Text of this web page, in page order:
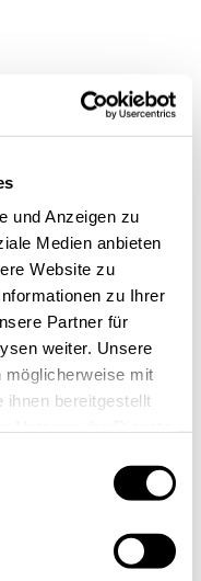
und Anzeigen zu
Medien anbieten
Website zu
zu Ihrer
Partner für
weiter. Unsere
möglicherweise mit
ihnen bereitgestellt